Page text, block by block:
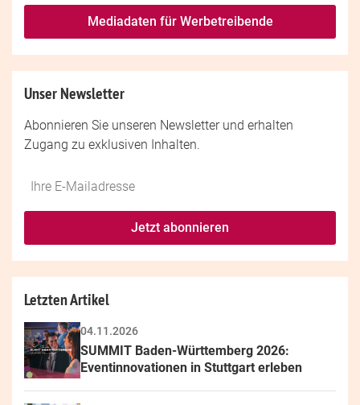
Mediadaten für Werbetreibende
Unser Newsletter
Abonnieren Sie unseren Newsletter und erhalten
Zugang zu exklusiven Inhalten.
Do
fill
*Ihre
Mailadresse:
Jetzt abonnieren
Letzten Artikel
04.11.2026
SUMMIT Baden-Württemberg 2026:
Eventinnovationen in Stuttgart erleben